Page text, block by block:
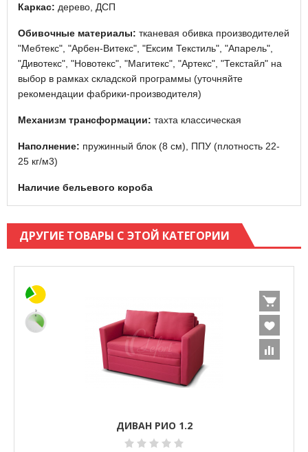
Каркас: дерево, ДСП
Обивочные материалы: тканевая обивка производителей
"Мебтекс", "Арбен-Витекс", "Ексим Текстиль", "Апарель",
"Дивотекс", "Новотекс", "Магитекс", "Артекс", "Текстайл" на
выбор в рамках складской программы (уточняйте
рекомендации фабрики-производителя)
Механизм трансформации: тахта классическая
Наполнение: пружинный блок (8 см), ППУ (плотность 22-
25 кг/м3)
Наличие бельевого короба
ДРУГИЕ ТОВАРЫ С ЭТОЙ КАТЕГОРИИ
ДИВАН РИО 1.2